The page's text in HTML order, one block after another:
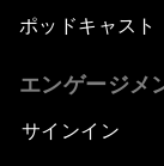
Managing a
ポッドキャスト
エンゲージメ
サインイン